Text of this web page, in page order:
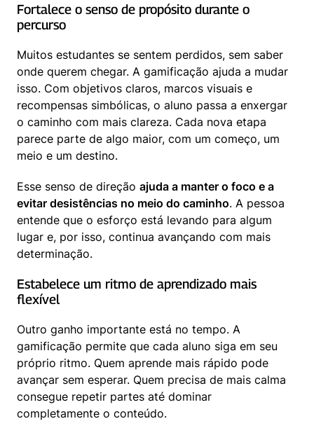
Fortalece o senso de propósito durante o
percurso
Muitos estudantes se sentem perdidos, sem saber
onde querem chegar. A gamificação ajuda a mudar
isso. Com objetivos claros, marcos visuais e
recompensas simbólicas, o aluno passa a enxergar
o caminho com mais clareza. Cada nova etapa
parece parte de algo maior, com um começo, um
meio e um destino.
Esse senso de direção ajuda a manter o foco e a
evitar desistências no meio do caminho. A pessoa
entende que o esforço está levando para algum
lugar e, por isso, continua avançando com mais
determinação.
Estabelece um ritmo de aprendizado mais
flexível
Outro ganho importante está no tempo. A
gamificação permite que cada aluno siga em seu
próprio ritmo. Quem aprende mais rápido pode
avançar sem esperar. Quem precisa de mais calma
consegue repetir partes até dominar
completamente o conteúdo.